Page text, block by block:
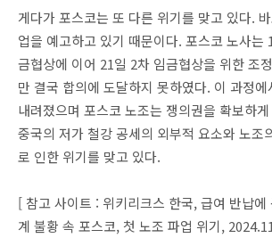
게다가 포스코는 또 다른 위기를 맞고 있다.
업을 예고하고 있기 때문이다. 포스코 노사는
금협상에 이어 21일 2차 임금협상을 위한 조
만 결국 합의에 도달하지 못하였다. 이 과정
내려졌으며 포스코 노조는 쟁의권을 확보하
중국의 저가 철강 공세의 외부적 요소와 노조
로 인한 위기를 맞고 있다.
[ 참고 사이트 : 위키리크스 한국, 급여 반납
계 불황 속 포스코, 첫 노조 파업 위기,